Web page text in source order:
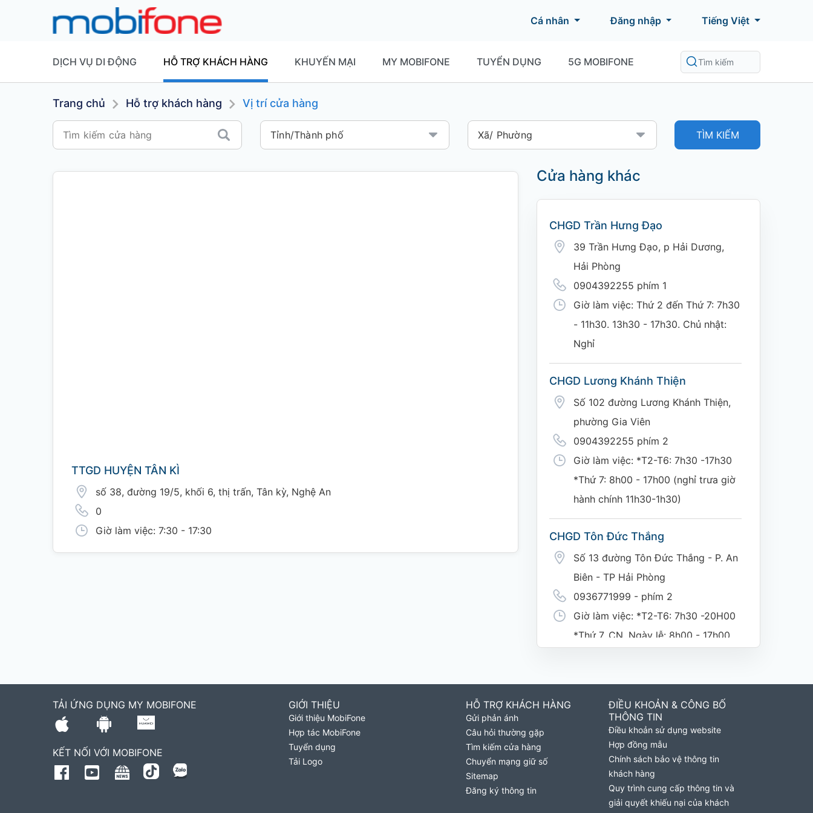
Cá nhân Đăng nhập Tiếng Việt
DỊCH VỤ DI ĐỘNG HỖ TRỢ KHÁCH HÀNG KHUYẾN MẠI MY MOBIFONE TUYỂN DỤNG 5G MOBIFONE
Trang chủ Hỗ trợ khách hàng Vị trí cửa hàng
TÌM KIẾM
TTGD HUYỆN TÂN KÌ
số 38, đường 19/5, khối 6, thị trấn, Tân kỳ, Nghệ An
0
Giờ làm việc: 7:30 - 17:30
Cửa hàng khác
CHGD Trần Hưng Đạo
39 Trần Hưng Đạo, p Hải Dương,
Hải Phòng
0904392255 phím 1
Giờ làm việc: Thứ 2 đến Thứ 7: 7h30
- 11h30. 13h30 - 17h30. Chủ nhật:
Nghỉ
CHGD Lương Khánh Thiện
Số 102 đường Lương Khánh Thiện,
phường Gia Viên
0904392255 phím 2
Giờ làm việc: *T2-T6: 7h30 -17h30
*Thứ 7: 8h00 - 17h00 (nghỉ trưa giờ
hành chính 11h30-1h30)
CHGD Tôn Đức Thắng
Số 13 đường Tôn Đức Thắng - P. An
Biên - TP Hải Phòng
0936771999 - phím 2
Giờ làm việc: *T2-T6: 7h30 -20H00
*Thứ 7, CN, Ngày lễ: 8h00 - 17h00
Cửa Hàng MobiFone Phường Nguyệt
169 Võ Nguyên Giáp, Khóm 9,
Phường Nguyệt Hóa, Tỉnh Vĩnh
Long. (Trụ sở cây xăng dầu Hậu
TẢI ỨNG DỤNG MY MOBIFONE
KẾT NỐI VỚI MOBIFONE
GIỚI THIỆU
Giới thiệu MobiFone
Hợp tác MobiFone
Tuyển dụng
Tải Logo
HỖ TRỢ KHÁCH HÀNG
Gửi phản ánh
Câu hỏi thường gặp
Tìm kiếm cửa hàng
Chuyển mạng giữ số
Sitemap
Đăng ký thông tin
ĐIỀU KHOẢN & CÔNG BỐ
THÔNG TIN
Điều khoản sử dụng website
Hợp đồng mẫu
Chính sách bảo vệ thông tin
khách hàng
Quy trình cung cấp thông tin và
giải quyết khiếu nại của khách